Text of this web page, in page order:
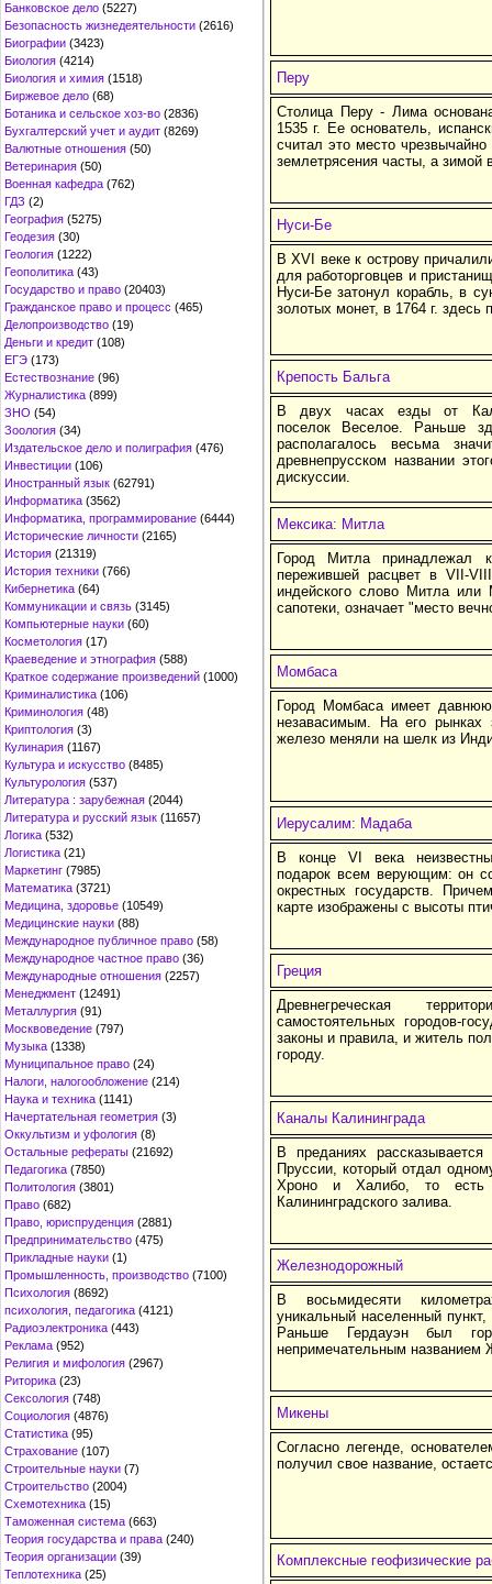
Банковское дело (5227)
Безопасность жизнедеятельности (2616)
Биографии (3423)
Биология (4214)
Биология и химия (1518)
Биржевое дело (68)
Ботаника и сельское хоз-во (2836)
Бухгалтерский учет и аудит (8269)
Валютные отношения (50)
Ветеринария (50)
Военная кафедра (762)
ГДЗ (2)
География (5275)
Геодезия (30)
Геология (1222)
Геополитика (43)
Государство и право (20403)
Гражданское право и процесс (465)
Делопроизводство (19)
Деньги и кредит (108)
ЕГЭ (173)
Естествознание (96)
Журналистика (899)
ЗНО (54)
Зоология (34)
Издательское дело и полиграфия (476)
Инвестиции (106)
Иностранный язык (62791)
Информатика (3562)
Информатика, программирование (6444)
Исторические личности (2165)
История (21319)
История техники (766)
Кибернетика (64)
Коммуникации и связь (3145)
Компьютерные науки (60)
Косметология (17)
Краеведение и этнография (588)
Краткое содержание произведений (1000)
Криминалистика (106)
Криминология (48)
Криптология (3)
Кулинария (1167)
Культура и искусство (8485)
Культурология (537)
Литература : зарубежная (2044)
Литература и русский язык (11657)
Логика (532)
Логистика (21)
Маркетинг (7985)
Математика (3721)
Медицина, здоровье (10549)
Медицинские науки (88)
Международное публичное право (58)
Международное частное право (36)
Международные отношения (2257)
Менеджмент (12491)
Металлургия (91)
Москвоведение (797)
Музыка (1338)
Муниципальное право (24)
Налоги, налогообложение (214)
Наука и техника (1141)
Начертательная геометрия (3)
Оккультизм и уфология (8)
Остальные рефераты (21692)
Педагогика (7850)
Политология (3801)
Право (682)
Право, юриспруденция (2881)
Предпринимательство (475)
Прикладные науки (1)
Промышленность, производство (7100)
Психология (8692)
психология, педагогика (4121)
Радиоэлектроника (443)
Реклама (952)
Религия и мифология (2967)
Риторика (23)
Сексология (748)
Социология (4876)
Статистика (95)
Страхование (107)
Строительные науки (7)
Строительство (2004)
Схемотехника (15)
Таможенная система (663)
Теория государства и права (240)
Теория организации (39)
Теплотехника (25)
Перу
Столица Перу - Лима
1535 г. Ее основатель,
считал это место
землетрясения часты, а зимой
Нуси-Бе
В XVI веке к острову
для работорговцев и
Нуси-Бе затонул корабль, в
золотых монет, в 1764 г.
Крепость Бальга
В двух часах езды от
поселок Веселое. Раньше
располагалось весьма
древнепрусском названии
дискуссии.
Мексика: Митла
Город Митла принадлежал к
пережившей расцвет в VII-
индейского слово Митла или
сапотеки, означает "место
Момбаса
Город Момбаса имеет
незавасимым. На его рынках
железо меняли на шелк из
Иерусалим: Мадаба
В конце VI века
подарок всем верующим: он
окрестных государств.
карте изображены с высоты
Греция
Древнегреческая
самостоятельных городов-
законы и правила, и житель
городу.
Каналы Калининграда
В преданиях
Пруссии, который отдал
Хроно и Халибо, то
Калининградского залива.
Железнодорожный
В восьмидесяти
уникальный населенный
Раньше Гердауэн был
непримечательным названием
Микены
Согласно легенде,
получил свое название,
Комплексные геофизические